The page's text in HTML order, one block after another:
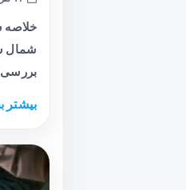
خلاصه
بررسی
بیشتر